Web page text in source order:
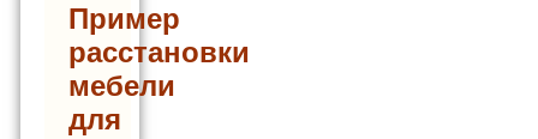
Пример
расстановки
мебели
для